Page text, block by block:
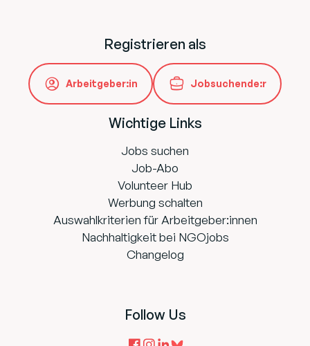
Registrieren als
Arbeitgeber:in Jobsuchende:r
Wichtige Links
Jobs suchen
Job-Abo
Volunteer Hub
Werbung schalten
Auswahlkriterien für Arbeitgeber:innen
Nachhaltigkeit bei NGOjobs
Changelog
Follow Us